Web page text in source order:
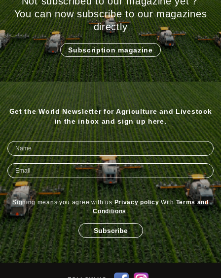
You can now subscribe to our magazines
directly
Subscription magazine
Get the World Newsletter for Agriculture and Livestock
in the inbox and sign up here.
Signing means you agree with usPrivacy policyWithTerms and
Conditions.
Subscribe